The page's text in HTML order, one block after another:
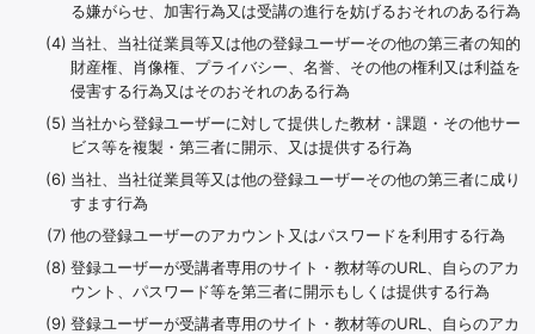
る嫌がらせ、加害行為又は受講の進行を妨げるおそれのある行為
当社、当社従業員等又は他の登録ユーザーその他の第三者の知的
財産権、肖像権、プライバシー、名誉、その他の権利又は利益を
侵害する行為又はそのおそれのある行為
当社から登録ユーザーに対して提供した教材・課題・その他サー
ビス等を複製・第三者に開示、又は提供する行為
当社、当社従業員等又は他の登録ユーザーその他の第三者に成り
すます行為
他の登録ユーザーのアカウント又はパスワードを利用する行為
登録ユーザーが受講者専用のサイト・教材等のURL、自らのアカ
ウント、パスワード等を第三者に開示もしくは提供する行為
登録ユーザーが受講者専用のサイト・教材等のURL、自らのアカ